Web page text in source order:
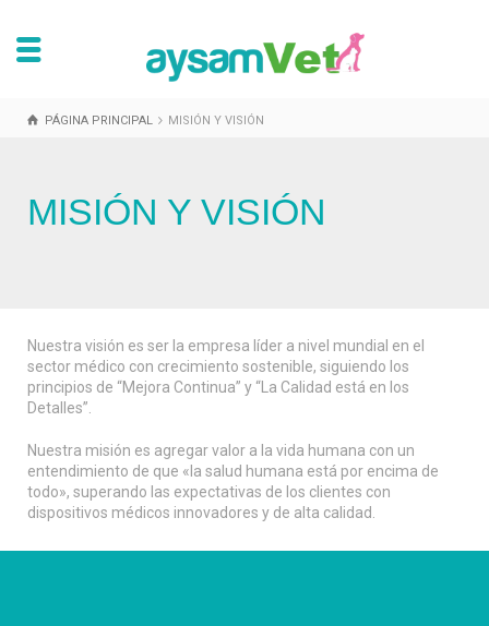
PÁGINA PRINCIPAL MISIÓN Y VISIÓN
MISIÓN Y VISIÓN
Nuestra visión es ser la empresa líder a nivel mundial en el
sector médico con crecimiento sostenible, siguiendo los
principios de “Mejora Continua” y “La Calidad está en los
Detalles”.
Nuestra misión es agregar valor a la vida humana con un
entendimiento de que «la salud humana está por encima de
todo», superando las expectativas de los clientes con
dispositivos médicos innovadores y de alta calidad.